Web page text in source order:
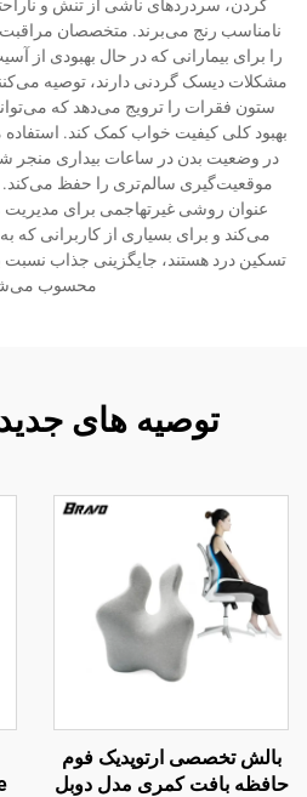
گردن، سردردهای ناشی از تنش و
نامناسب رنج می‌برند. متخصصان
را برای بیمارانی که در حال بهبودی از
مشکلات دیسک گردنی دارند، توصیه
ستون فقرات را ترویج می‌دهد که
بهبود کلی کیفیت خواب کمک کند.
در وضعیت بدن در ساعات بیداری منجر
موقعیت‌گیری سالم‌تری را حفظ
عنوان روشی غیرتهاجمی برای
می‌کند و برای بسیاری از کاربرانی که
تسکین درد هستند، جایگزینی جذاب نسبت
محسوب
توصیه های
بالش تخصصی ارتوپدیک فوم
حافظه بافت کمری مدل دوبل